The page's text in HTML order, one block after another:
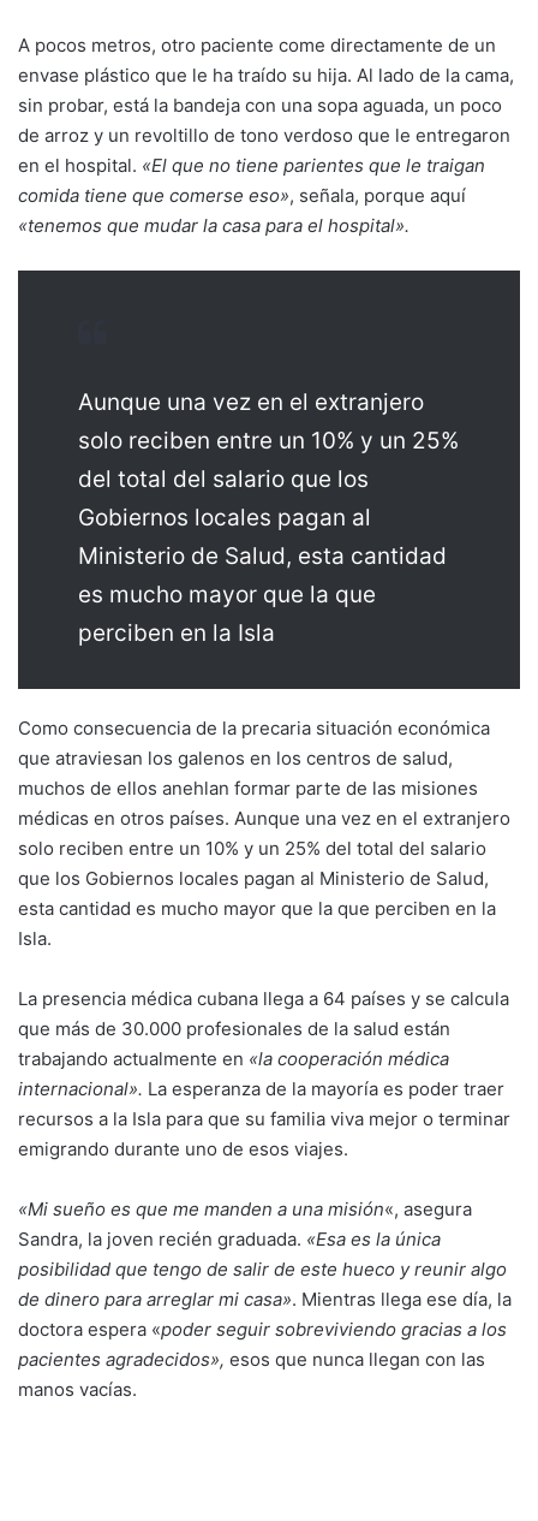
A pocos metros, otro paciente come directamente de un
envase plástico que le ha traído su hija. Al lado de la cama,
sin probar, está la bandeja con una sopa aguada, un poco
de arroz y un revoltillo de tono verdoso que le entregaron
en el hospital. «El que no tiene parientes que le traigan
comida tiene que comerse eso», señala, porque aquí
«tenemos que mudar la casa para el hospital».
Aunque una vez en el extranjero
solo reciben entre un 10% y un 25%
del total del salario que los
Gobiernos locales pagan al
Ministerio de Salud, esta cantidad
es mucho mayor que la que
perciben en la Isla
Como consecuencia de la precaria situación económica
que atraviesan los galenos en los centros de salud,
muchos de ellos anehlan formar parte de las misiones
médicas en otros países. Aunque una vez en el extranjero
solo reciben entre un 10% y un 25% del total del salario
que los Gobiernos locales pagan al Ministerio de Salud,
esta cantidad es mucho mayor que la que perciben en la
Isla.
La presencia médica cubana llega a 64 países y se calcula
que más de 30.000 profesionales de la salud están
trabajando actualmente en «la cooperación médica
internacional». La esperanza de la mayoría es poder traer
recursos a la Isla para que su familia viva mejor o terminar
emigrando durante uno de esos viajes.
«Mi sueño es que me manden a una misión«, asegura
Sandra, la joven recién graduada. «Esa es la única
posibilidad que tengo de salir de este hueco y reunir algo
de dinero para arreglar mi casa». Mientras llega ese día, la
doctora espera «poder seguir sobreviviendo gracias a los
pacientes agradecidos», esos que nunca llegan con las
manos vacías.